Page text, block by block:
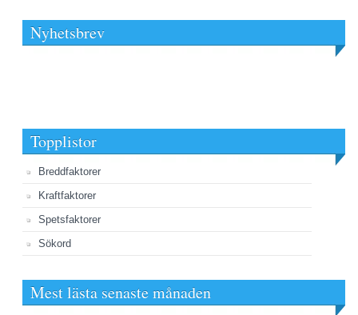
Nyhetsbrev
Topplistor
Breddfaktorer
Kraftfaktorer
Spetsfaktorer
Sökord
Mest lästa senaste månaden